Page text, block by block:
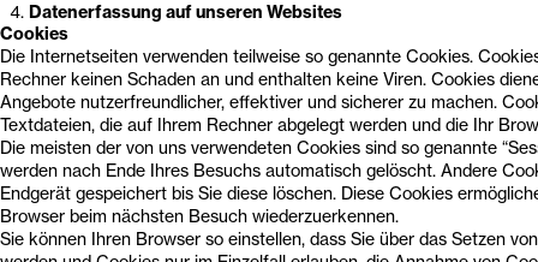
Datenerfassung auf unseren Websites
Cookies
Die Internetseiten verwenden teilweise so genannte Cookies.
Rechner keinen Schaden an und enthalten keine Viren. Cookies
Angebote nutzerfreundlicher, effektiver und sicherer zu machen.
Textdateien, die auf Ihrem Rechner abgelegt werden und die Ihr
Die meisten der von uns verwendeten Cookies sind so genannte
werden nach Ende Ihres Besuchs automatisch gelöscht. Andere
Endgerät gespeichert bis Sie diese löschen. Diese Cookies
Browser beim nächsten Besuch wiederzuerkennen.
Sie können Ihren Browser so einstellen, dass Sie über das Setzen